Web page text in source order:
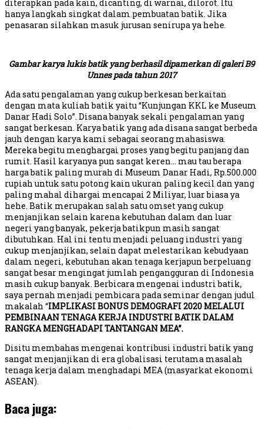
diterapkan pada kain, dicanting, di warnai, dilorot. Itu
hanya langkah singkat dalam pembuatan batik. Jika
penasaran silahkan masuk jurusan senirupa ya hehe.
Gambar karya lukis batik yang berhasil dipamerkan di galeri B9
Unnes pada tahun 2017
Ada satu pengalaman yang cukup berkesan berkaitan
dengan mata kuliah batik yaitu “Kunjungan KKL ke Museum
Danar Hadi Solo”. Disana banyak sekali pengalaman yang
sangat berkesan. Karya batik yang ada disana sangat berbeda
jauh dengan karya kami sebagai seorang mahasiswa.
Mereka begitu menghargai proses yang begitu panjang dan
rumit. Hasil karyanya pun sangat keren… mau tau berapa
harga batik paling murah di Museum Danar Hadi, Rp.500.000
rupiah untuk satu potong kain ukuran paling kecil dan yang
paling mahal dihargai mencapai 2 Miliyar, luar biasa ya
hehe. Batik merupakan salah satu omset yang cukup
menjanjikan selain karena kebutuhan dalam dan luar
negeri yang banyak, pekerja batikpun masih sangat
dibutuhkan. Hal ini tentu menjadi peluang industri yang
cukup menjanjikan, selain dapat melestarikan kebudyaan
dalam negeri, kebutuhan akan tenaga kerjapun berpeluang
sangat besar mengingat jumlah pengangguran di Indonesia
masih cukup banyak. Berbicara mengenai industri batik,
saya pernah menjadi pembicara pada seminar dengan judul
makalah “IMPLIKASI BONUS DEMOGRAFI 2020 MELALUI
PEMBINAAN TENAGA KERJA INDUSTRI BATIK DALAM
RANGKA MENGHADAPI TANTANGAN MEA”.
Disitu membahas mengenai kontribusi industri batik yang
sangat menjanjikan di era globalisasi terutama masalah
tenaga kerja dalam menghadapi MEA (masyarkat ekonomi
ASEAN).
Baca juga: